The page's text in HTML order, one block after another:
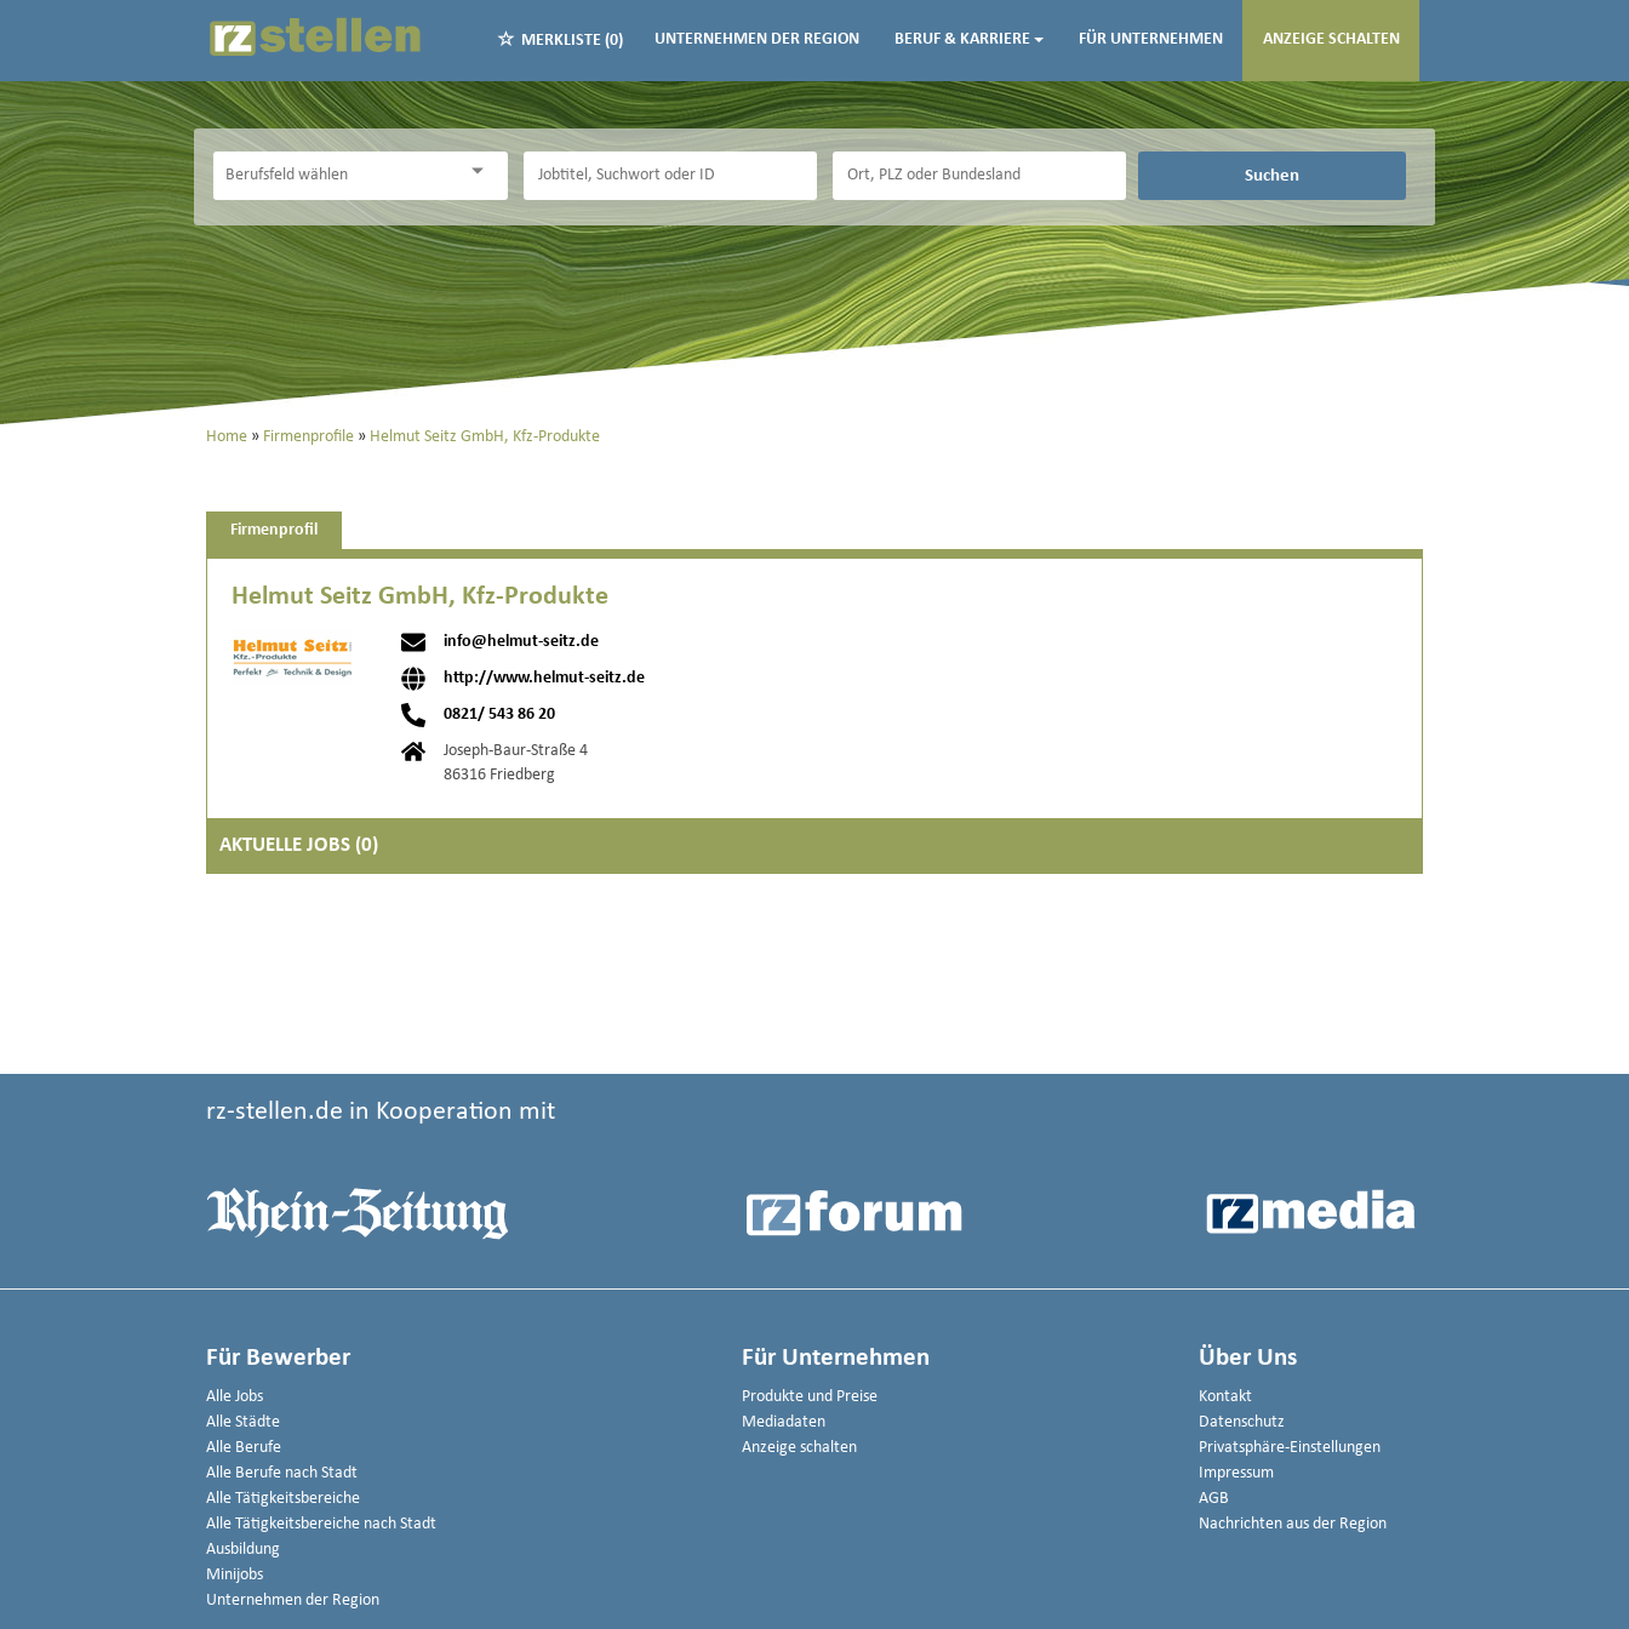
MERKLISTE (0) UNTERNEHMEN DER REGION BERUF & KARRIERE FÜR UNTERNEHMEN ANZEIGE SCHALTEN
Suchen
Home Firmenprofile Helmut Seitz GmbH, Kfz-Produkte
Firmenprofil
Helmut Seitz GmbH, Kfz-Produkte
info@helmut-seitz.de
http://www.helmut-seitz.de
0821/ 543 86 20
Joseph-Baur-Straße 4
86316 Friedberg
AKTUELLE JOBS (0)
rz-stellen.de in Kooperation mit
Für Bewerber
Alle Jobs
Alle Städte
Alle Berufe
Alle Berufe nach Stadt
Alle Tätigkeitsbereiche
Alle Tätigkeitsbereiche nach Stadt
Ausbildung
Minijobs
Unternehmen der Region
Für Unternehmen
Produkte und Preise
Mediadaten
Anzeige schalten
Über Uns
Kontakt
Datenschutz
Privatsphäre-Einstellungen
Impressum
AGB
Nachrichten aus der Region